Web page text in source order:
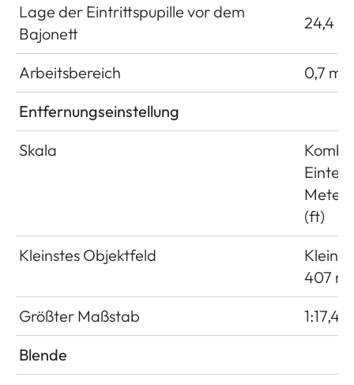
Lage der Eintrittspupille vor dem
Bajonett
24,4
Arbeitsbereich
0,7 m
Entfernungseinstellung
Skala
Meter
(ft)
Kleinstes Objektfeld
407
Größter Maßstab
1:17,4
Blende